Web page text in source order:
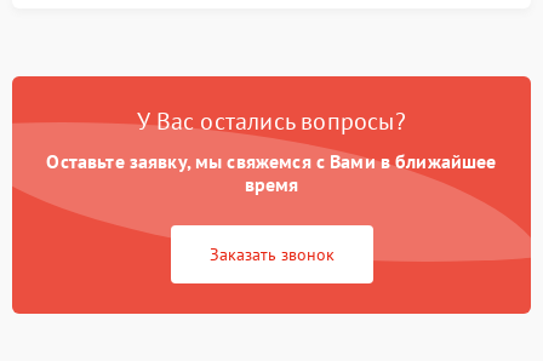
У Вас остались вопросы?
Оставьте заявку, мы свяжемся с Вами в ближайшее
время
Заказать звонок